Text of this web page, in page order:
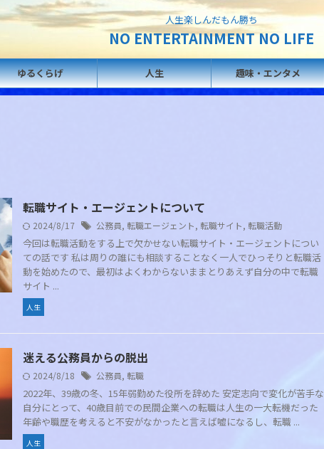
人生楽しんだもん勝ち
NO ENTERTAINMENT NO LIFE
ゆるくらげ 人生 趣味・エンタメ
転職サイト・エージェントについて
2024/8/17 公務員, 転職エージェント, 転職サイト, 転職活動
今回は転職活動をする上で欠かせない転職サイト・エージェントについ
ての話です 私は周りの誰にも相談することなく一人でひっそりと転職活
動を始めたので、最初はよくわからないままとりあえず自分の中で転職
サイト ...
人生
迷える公務員からの脱出
2024/8/18 公務員, 転職
2022年、39歳の冬、15年弱勤めた役所を辞めた 安定志向で変化が苦手な
自分にとって、40歳目前での民間企業への転職は人生の一大転機だった
年齢や職歴を考えると不安がなかったと言えば嘘になるし、転職 ...
人生